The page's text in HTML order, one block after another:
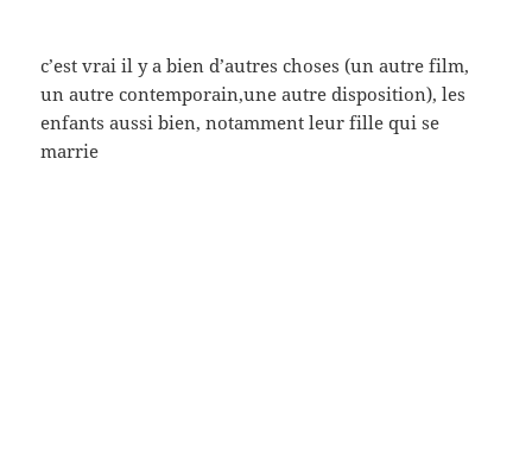
c’est vrai il y a bien d’autres choses (un autre film,
un autre contemporain,une autre disposition), les
enfants aussi bien, notamment leur fille qui se
marrie